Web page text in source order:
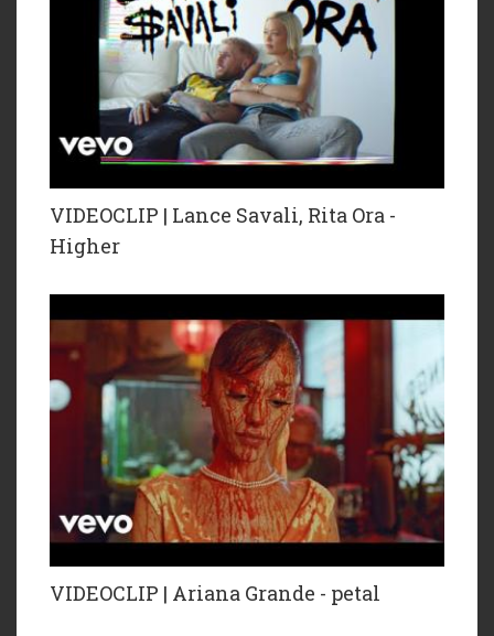
VIDEOCLIP | Lance Savali, Rita Ora -
Higher
VIDEOCLIP | Ariana Grande - petal